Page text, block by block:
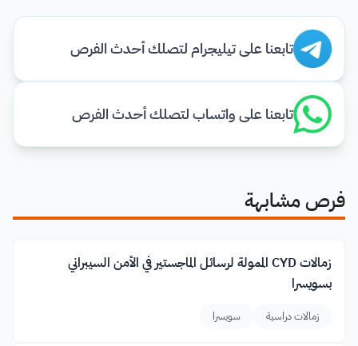
تابعنا على تيليجرام لتصلك أحدث الفرص
تابعنا على واتساب لتصلك أحدث الفرص
فرص مشابهة
زمالات CYD الممولة لرسائل الماجستير في الأمن السيبراني
بسويسرا
زمالات دراسية سويسرا